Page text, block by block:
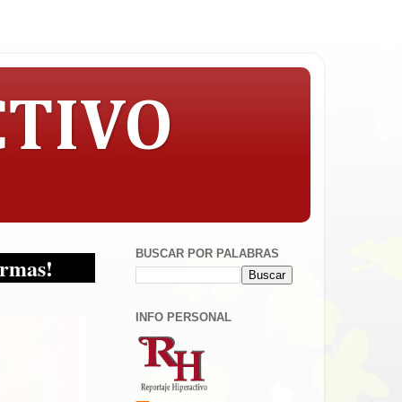
BUSCAR POR PALABRAS
INFO PERSONAL